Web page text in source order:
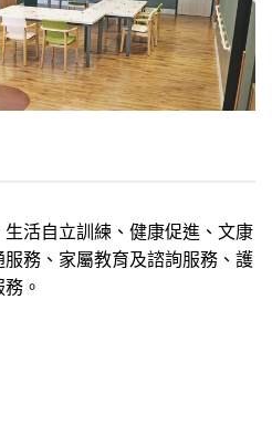
生活自立訓練、健康促進、文康
務、家屬教育及諮詢服務、護
。